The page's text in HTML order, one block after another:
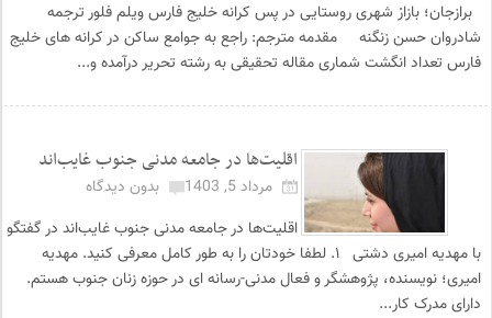
برازجان؛ بازارْ شهری روستایی در پس کرانه خلیج فارس ویلم فلور ترجمه
شادروان حسن زنگنه مقدمه مترجم: راجع به جوامع ساکن در کرانه های خلیج
فارس تعداد انگشت شماری مقاله تحقیقی به رشته تحریر درآمده و...
اقلیت‌ها در جامعه مدنی جنوب غایب‌اند
مرداد 5, 1403
بدون دیدگاه
اقلیت‌ها در جامعه مدنی جنوب غایب‌اند در گفتگو
با مهدیه امیری دشتی ۱. لطفا خودتان را به طور کامل معرفی کنید. مهدیه
امیری؛ نویسنده، پژوهشگر و فعال مدنی-رسانه ای در حوزه زنان جنوب هستم.
دارای مدرک کار...